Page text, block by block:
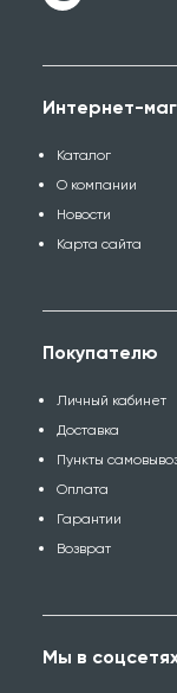
Интернет-
Каталог
О компании
Новости
Карта сайта
Покупателю
Личный кабинет
Доставка
Пункты
Оплата
Гарантии
Возврат
Мы в